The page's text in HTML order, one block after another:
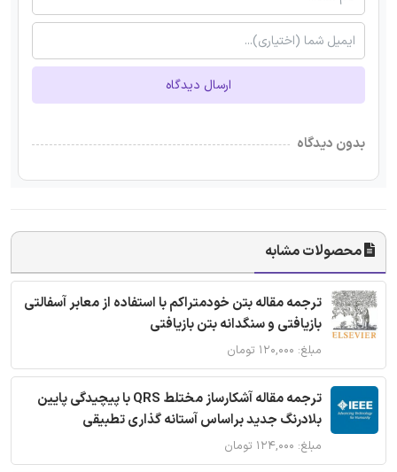
ارسال دیدگاه
بدون دیدگاه
محصولات مشابه
ترجمه مقاله بتن خودمتراکم با استفاده از معابر آسفالتی
بازیافتی و سنگدانه بتن بازیافتی
مبلغ: ۱۲۰,۰۰۰ تومان
ترجمه مقاله آشکارساز مختلط QRS با پیچیدگی پایین
بلادرنگ جدید براساس آستانه گذاری تطبیقی
مبلغ: ۱۲۴,۰۰۰ تومان